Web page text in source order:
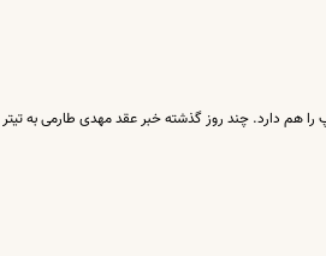
بازی با پای چپ را هم دارد. چند روز گذشته خبر عقد مهدی طارمی به تیتر